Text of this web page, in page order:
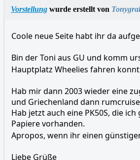
Vorstellung wurde erstellt von
Coole neue Seite habt ihr da
Bin der Toni aus GU und komm
Hauptplatz Wheelies fahren
Hab mir dann 2003 wieder eine
und Griechenland dann
Hab jetzt auch eine PK50S, die
Papiere vorhanden.
Apropos, wenn ihr einen
Liebe Grüße